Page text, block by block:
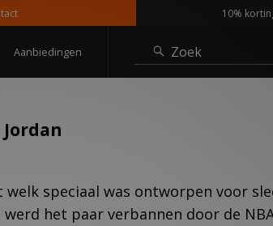
10% korting in
Aanbiedingen Zoek
Jordan
speciaal was ontworpen voor
het paar verbannen door de